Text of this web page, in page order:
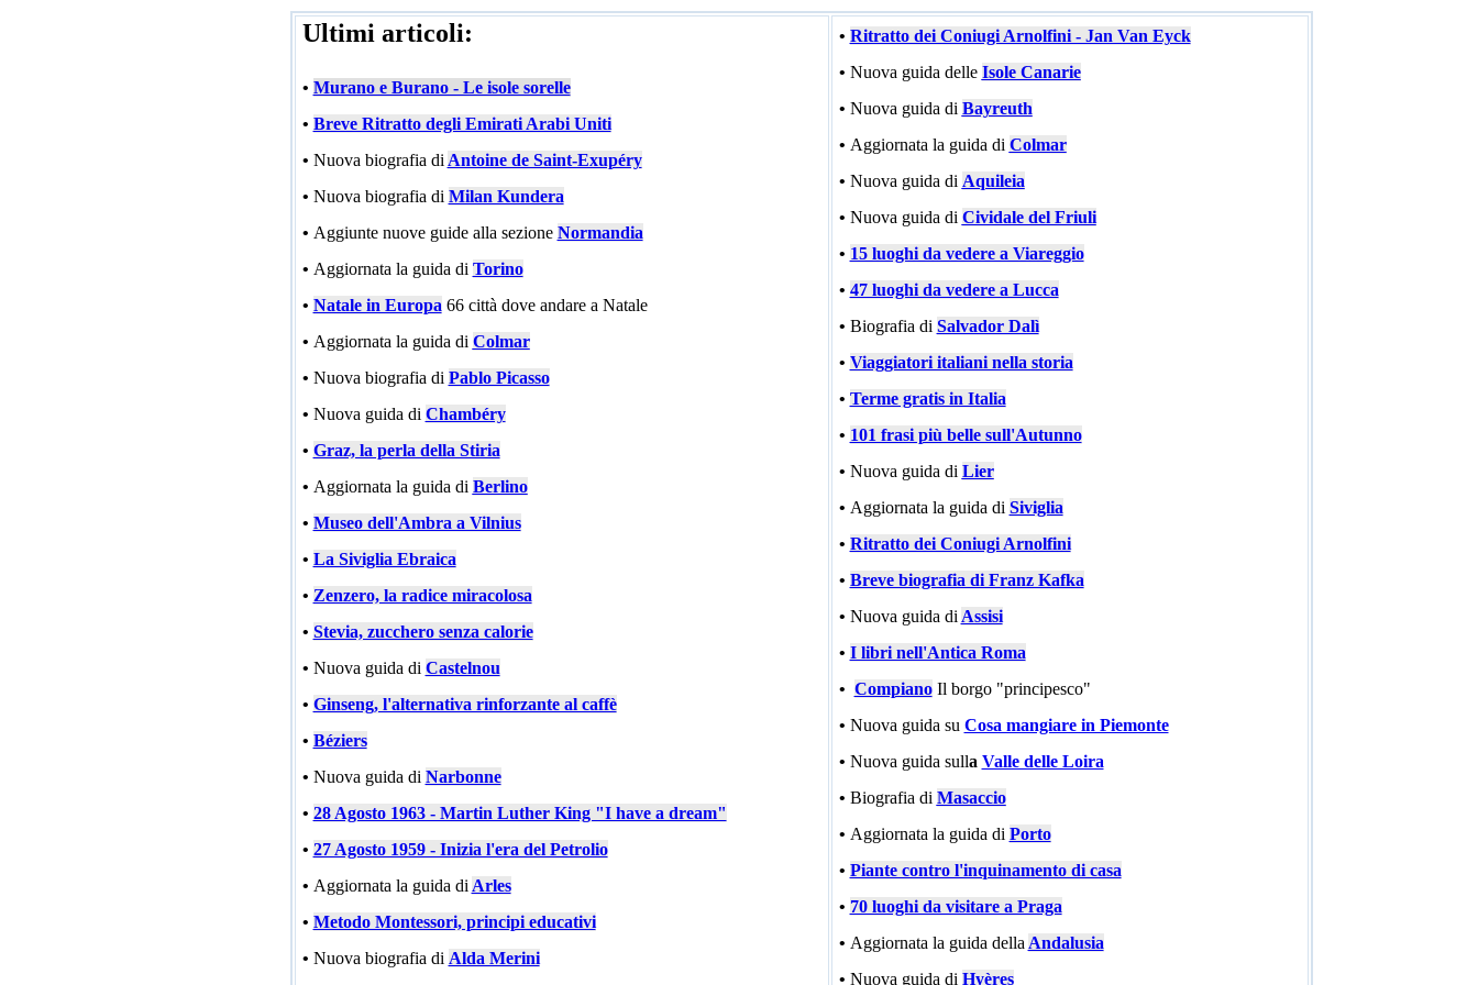
Ultimi articoli:
• Murano e Burano - Le isole sorelle
• Breve Ritratto degli Emirati Arabi Uniti
• Nuova biografia di Antoine de Saint-Exupéry
• Nuova biografia di Milan Kundera
• Aggiunte nuove guide alla sezione Normandia
• Aggiornata la guida di Torino
• Natale in Europa 66 città dove andare a Natale
• Aggiornata la guida di Colmar
• Nuova biografia di Pablo Picasso
• Nuova guida di Chambéry
• Graz, la perla della Stiria
• Aggiornata la guida di Berlino
• Museo dell'Ambra a Vilnius
• La Siviglia Ebraica
• Zenzero, la radice miracolosa
• Stevia, zucchero senza calorie
• Nuova guida di Castelnou
• Ginseng, l'alternativa rinforzante al caffè
• Béziers
• Nuova guida di Narbonne
• 28 Agosto 1963 - Martin Luther King "I have a dream"
• 27 Agosto 1959 - Inizia l'era del Petrolio
• Aggiornata la guida di Arles
• Metodo Montessori, principi educativi
• Nuova biografia di Alda Merini
• Ritratto dei Coniugi Arnolfini - Jan Van Eyck
• Nuova guida delle Isole Canarie
• Nuova guida di Bayreuth
• Aggiornata la guida di Colmar
• Nuova guida di Aquileia
• Nuova guida di Cividale del Friuli
• 15 luoghi da vedere a Viareggio
• 47 luoghi da vedere a Lucca
• Biografia di Salvador Dalì
• Viaggiatori italiani nella storia
• Terme gratis in Italia
• 101 frasi più belle sull'Autunno
• Nuova guida di Lier
• Aggiornata la guida di Siviglia
• Ritratto dei Coniugi Arnolfini
• Breve biografia di Franz Kafka
• Nuova guida di Assisi
• I libri nell'Antica Roma
• Compiano Il borgo "principesco"
• Nuova guida su Cosa mangiare in Piemonte
• Nuova guida sulla Valle delle Loira
• Biografia di Masaccio
• Aggiornata la guida di Porto
• Piante contro l'inquinamento di casa
• 70 luoghi da visitare a Praga
• Aggiornata la guida della Andalusia
• Nuova guida di Hyères